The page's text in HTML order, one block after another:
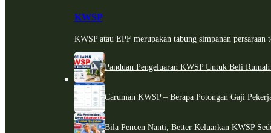
KWSP
KWSP atau EPF merupakan tabung simpanan persaraan
Panduan Pengeluaran KWSP Untuk Beli
Caruman KWSP – Berapa Potongan Gaji
Bila Pencen Nanti, Better Keluarkan KWSP